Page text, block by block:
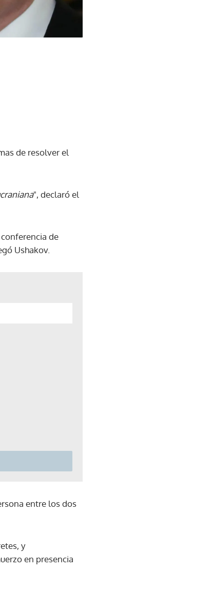
de resolver el
", declaró el
conferencia de
Ushakov.
entre los dos
y
en presencia